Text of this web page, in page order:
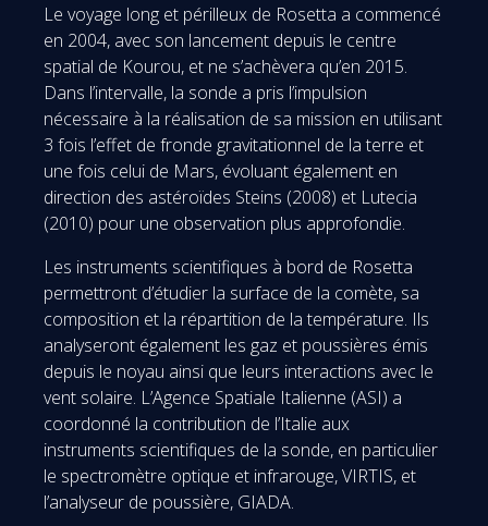
Le voyage long et périlleux de Rosetta a commencé
en 2004, avec son lancement depuis le centre
spatial de Kourou, et ne s’achèvera qu’en 2015.
Dans l’intervalle, la sonde a pris l’impulsion
nécessaire à la réalisation de sa mission en utilisant
3 fois l’effet de fronde gravitationnel de la terre et
une fois celui de Mars, évoluant également en
direction des astéroïdes Steins (2008) et Lutecia
(2010) pour une observation plus approfondie.
Les instruments scientifiques à bord de Rosetta
permettront d’étudier la surface de la comète, sa
composition et la répartition de la température. Ils
analyseront également les gaz et poussières émis
depuis le noyau ainsi que leurs interactions avec le
vent solaire. L’Agence Spatiale Italienne (ASI) a
coordonné la contribution de l’Italie aux
instruments scientifiques de la sonde, en particulier
le spectromètre optique et infrarouge, VIRTIS, et
l’analyseur de poussière, GIADA.